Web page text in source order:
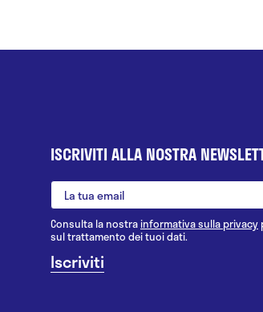
ISCRIVITI ALLA NOSTRA
Consulta la nostrainformativa sulla privacy
sul trattamento dei tuoi dati.